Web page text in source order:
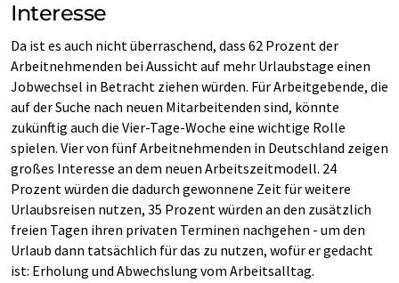
Interesse
Da ist es auch nicht überraschend, dass 62 Prozent der
Arbeitnehmenden bei Aussicht auf mehr Urlaubstage einen
Jobwechsel in Betracht ziehen würden. Für Arbeitgebende, die
auf der Suche nach neuen Mitarbeitenden sind, könnte
zukünftig auch die Vier-Tage-Woche eine wichtige Rolle
spielen. Vier von fünf Arbeitnehmenden in Deutschland zeigen
großes Interesse an dem neuen Arbeitszeitmodell. 24
Prozent würden die dadurch gewonnene Zeit für weitere
Urlaubsreisen nutzen, 35 Prozent würden an den zusätzlich
freien Tagen ihren privaten Terminen nachgehen - um den
Urlaub dann tatsächlich für das zu nutzen, wofür er gedacht
ist: Erholung und Abwechslung vom Arbeitsalltag.